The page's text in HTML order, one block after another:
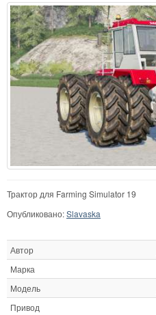
Трактор для Farming Simulator 19
Опубликовано:Slavaska
Автор
Марка
Модель
Привод